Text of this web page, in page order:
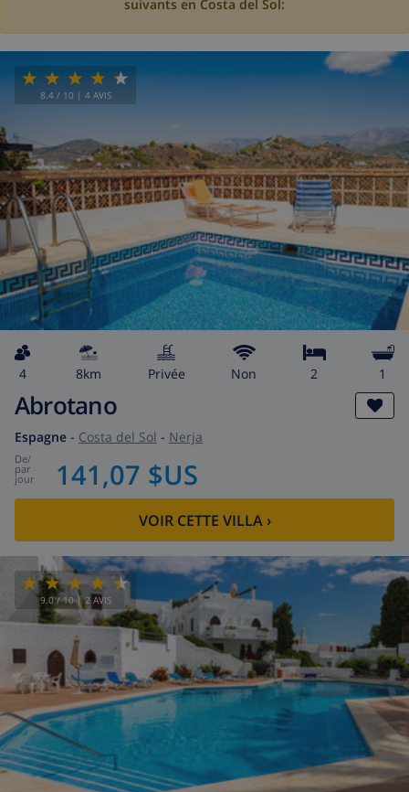
suivants en Costa del Sol:
8.4 / 10 | 4 AVIS
4 8km privée Non 2 1
Abrotano
Espagne - Costa del Sol - Nerja
de/
par
jour 141,07 $US
VOIR CETTE VILLA›
9.0/ 10 |2 AVIS